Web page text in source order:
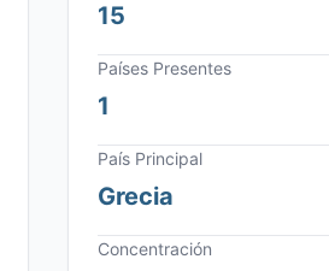
15
Países Presentes
1
País Principal
Grecia
Concentración